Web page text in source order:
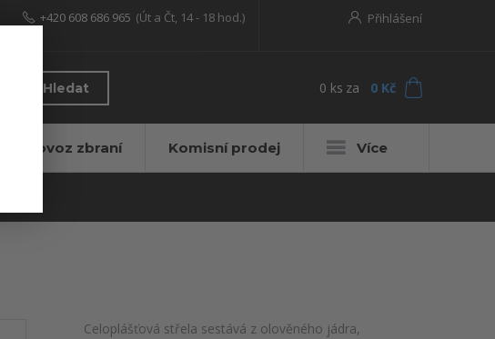
Přihlášení
Hledat
+420 608 686 965 (Út a Čt, 14 - 18 hod.)
0 ks za 0 Kč
Dovoz zbraní Komisní prodej Více
Celoplášťová střela sestává z olověného jádra,